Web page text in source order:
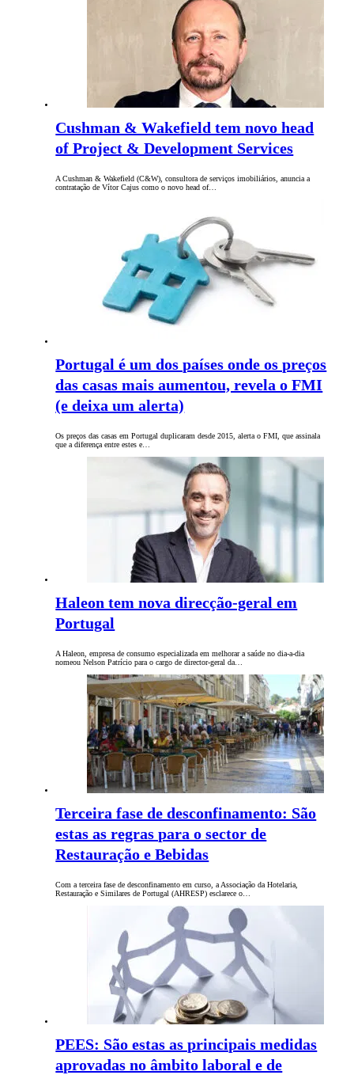
Cushman & Wakefield tem novo head
of Project & Development Services
A Cushman & Wakefield (C&W), consultora de serviços imobiliários, anuncia a
contratação de Vítor Cajus como o novo head of…
Portugal é um dos países onde os preços
das casas mais aumentou, revela o FMI
(e deixa um alerta)
Os preços das casas em Portugal duplicaram desde 2015, alerta o FMI, que assinala
que a diferença entre estes e…
Haleon tem nova direcção-geral em
Portugal
A Haleon, empresa de consumo especializada em melhorar a saúde no dia-a-dia
nomeou Nelson Patrício para o cargo de director-geral da…
Terceira fase de desconfinamento: São
estas as regras para o sector de
Restauração e Bebidas
Com a terceira fase de desconfinamento em curso, a Associação da Hotelaria,
Restauração e Similares de Portugal (AHRESP) esclarece o…
PEES: São estas as principais medidas
aprovadas no âmbito laboral e de